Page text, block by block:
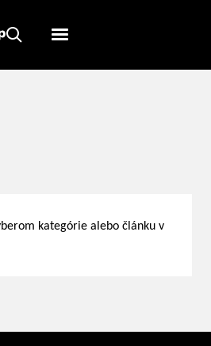
Humanet
kategórie alebo článku v